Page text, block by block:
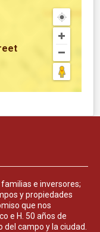
e inversores;
y propiedades
que nos
e H. 50 años de
campo y la ciudad.